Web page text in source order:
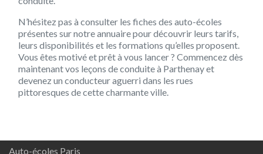
N’hésitez pas à consulter les fiches des auto-écoles
présentes sur notre annuaire pour découvrir leurs tarifs,
leurs disponibilités et les formations qu’elles proposent.
Vous êtes motivé et prêt à vous lancer ? Commencez dès
maintenant vos leçons de conduite à Parthenay et
devenez un conducteur aguerri dans les rues
pittoresques de cette charmante ville.
Auto-écoles Paris